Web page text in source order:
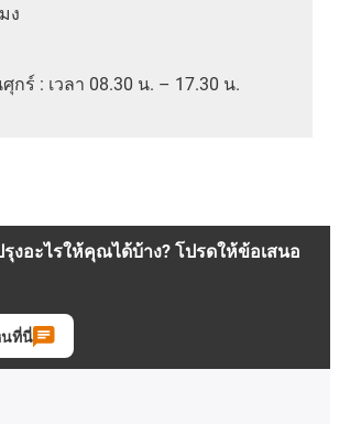
ง
กร์ : เวลา 08.30 น. – 17.30 น.
รุงอะไรให้คุณได้บ้าง? โปรดให้ข้อเสนอ
นที่นี่